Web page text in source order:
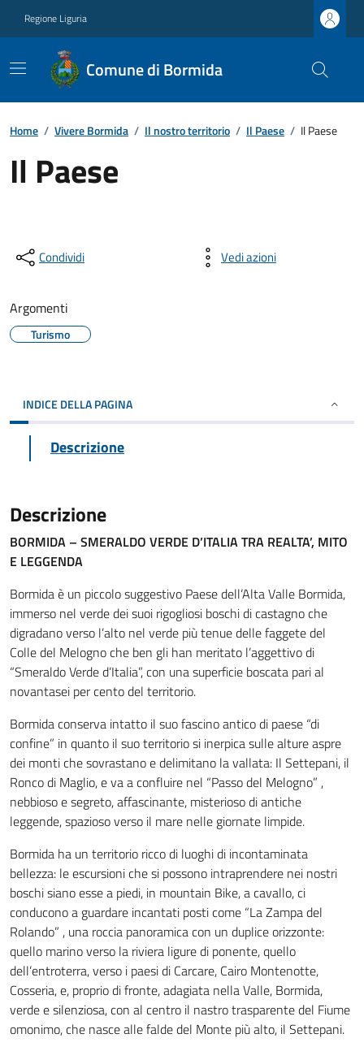
Regione Liguria
Comune di Bormida
Home / Vivere Bormida / Il nostro territorio / Il Paese / Il Paese
Il Paese
Condividi Vedi azioni
Argomenti
Turismo
INDICE DELLA PAGINA
Descrizione
Descrizione
BORMIDA – SMERALDO VERDE D’ITALIA TRA REALTA’, MITO
E LEGGENDA
Bormida è un piccolo suggestivo Paese dell’Alta Valle Bormida,
immerso nel verde dei suoi rigogliosi boschi di castagno che
digradano verso l’alto nel verde più tenue delle faggete del
Colle del Melogno che ben gli han meritato l’aggettivo di
“Smeraldo Verde d’Italia”, con una superficie boscata pari al
novantasei per cento del territorio.
Bormida conserva intatto il suo fascino antico di paese “di
confine” in quanto il suo territorio si inerpica sulle alture aspre
dei monti che sovrastano e delimitano la vallata: Il Settepani, il
Ronco di Maglio, e va a confluire nel “Passo del Melogno” ,
nebbioso e segreto, affascinante, misterioso di antiche
leggende, spazioso verso il mare nelle giornate limpide.
Bormida ha un territorio ricco di luoghi di incontaminata
bellezza: le escursioni che si possono intraprendere nei nostri
boschi siano esse a piedi, in mountain Bike, a cavallo, ci
conducono a guardare incantati posti come “La Zampa del
Rolando” , una roccia panoramica con un duplice orizzonte:
quello marino verso la riviera ligure di ponente, quello
dell’entroterra, verso i paesi di Carcare, Cairo Montenotte,
Cosseria, e, proprio di fronte, adagiata nella Valle, Bormida,
verde e silenziosa, con al centro il nastro trasparente del Fiume
omonimo, che nasce alle falde del Monte più alto, il Settepani.